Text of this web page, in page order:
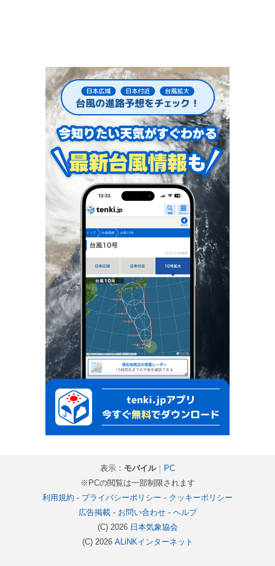
表示： モバイル｜ PC
※PCの閲覧は一部制限されます
利用規約 - プライバシーポリシー - クッキーポリシー
広告掲載- お問い合わせ- ヘルプ
(C) 2026 日本気象協会
(C) 2026 ALiNKインターネット